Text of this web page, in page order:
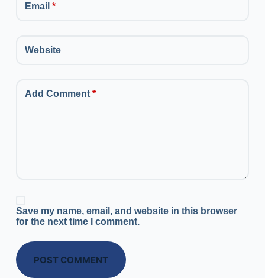
Email *
Website
Add Comment*
Save my name, email, and website in this browser
for the next time I comment.
POST COMMENT